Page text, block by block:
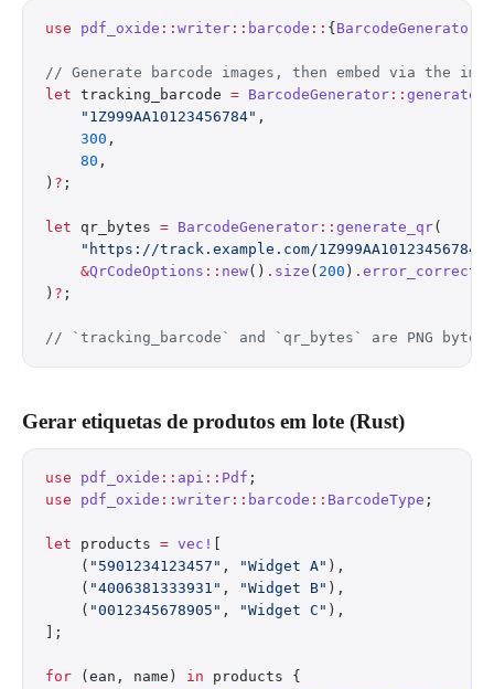
use pdf_oxide :: writer :: barcode :: { BarcodeGenerator
// Generate barcode images, then embed via the
let tracking_barcode = BarcodeGenerator ::
    "1Z999AA10123456784"
,
    300
,
    80
,
) ? ;
let qr_bytes = BarcodeGenerator :: generate_qr(
    "https://track.example.com/1Z999AA10123456784"
    &
QrCodeOptions :: new() . size ( 200 ) .
) ? ;
// `tracking_barcode` and `qr_bytes` are PNG byte
Gerar etiquetas de produtos em lote (Rust)
use pdf_oxide :: api :: Pdf ;
use pdf_oxide :: writer :: barcode :: BarcodeType ;
let products = vec!
    (
"5901234123457" , "Widget A" ),
    (
"4006381333931" , "Widget B" ),
    (
"0012345678905" , "Widget C" ),
];
for (ean, name) in products {